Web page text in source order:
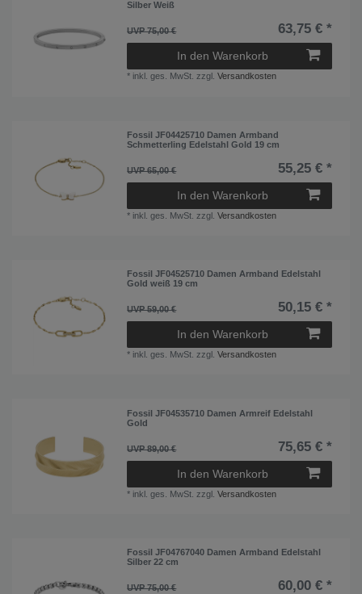
Silber Weiß
UVP 75,00 € 63,75 € *
In den Warenkorb
* inkl. ges. MwSt. zzgl.Versandkosten
Fossil JF04425710 Damen Armband
Schmetterling Edelstahl Gold 19 cm
UVP 65,00 € 55,25 € *
In den Warenkorb
* inkl. ges. MwSt. zzgl.Versandkosten
Fossil JF04525710 Damen Armband Edelstahl
Gold weiß 19 cm
UVP 59,00 € 50,15 € *
In den Warenkorb
* inkl. ges. MwSt. zzgl.Versandkosten
Fossil JF04535710 Damen Armreif Edelstahl
Gold
UVP 89,00 € 75,65 € *
In den Warenkorb
* inkl. ges. MwSt. zzgl.Versandkosten
Fossil JF04767040 Damen Armband Edelstahl
Silber 22 cm
UVP 75,00 € 60,00 € *